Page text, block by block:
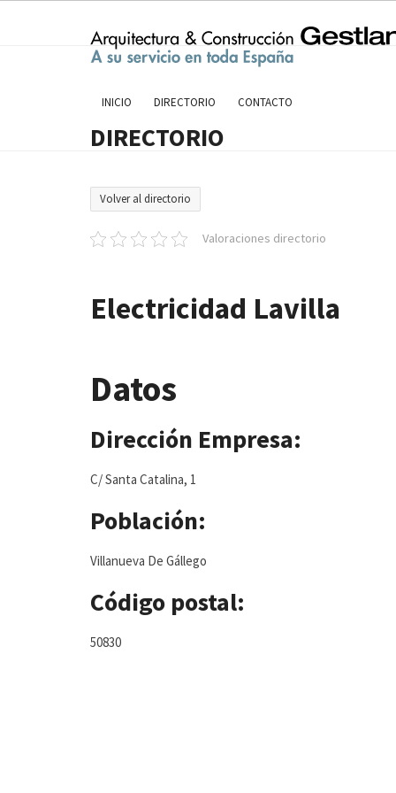
INICIO DIRECTORIO CONTACTO
DIRECTORIO
Volver al directorio
Valoraciones directorio
Electricidad Lavilla
Datos
Dirección Empresa:
C/ Santa Catalina, 1
Población:
Villanueva De Gállego
Código postal:
50830